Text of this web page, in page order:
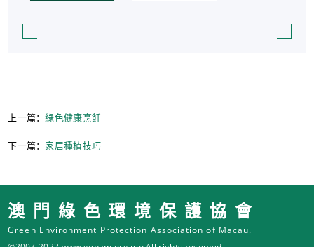
上一篇：綠色健康烹飪
下一篇： 家居種植技巧
澳門綠色環境保護協會
Green Environment Protection Association of Macau.